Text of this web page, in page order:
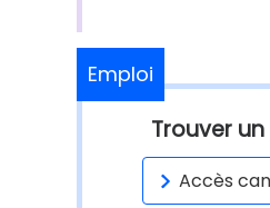
Emploi
Trouver
Accès